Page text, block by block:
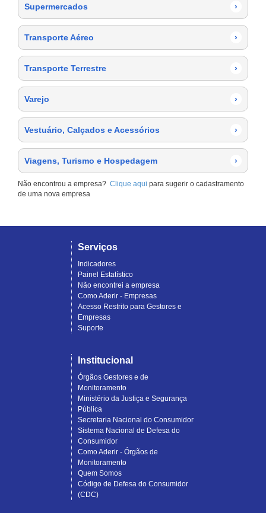
Supermercados ›
Transporte Aéreo ›
Transporte Terrestre ›
Varejo ›
Vestuário, Calçados e Acessórios ›
Viagens, Turismo e Hospedagem ›
Não encontrou a empresa? Clique aqui para sugerir o cadastramento
de uma nova empresa
Serviços
Indicadores
Painel Estatístico
Não encontrei a empresa
Como Aderir - Empresas
Acesso Restrito para Gestores e
Empresas
Suporte
Institucional
Órgãos Gestores e de
Monitoramento
Ministério da Justiça e Segurança
Pública
Secretaria Nacional do Consumidor
Sistema Nacional de Defesa do
Consumidor
Como Aderir - Órgãos de
Monitoramento
Quem Somos
Código de Defesa do Consumidor
(CDC)